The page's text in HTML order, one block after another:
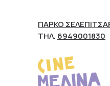
ΠΆΡΚΟ
ΤΗΛ. 6949001830